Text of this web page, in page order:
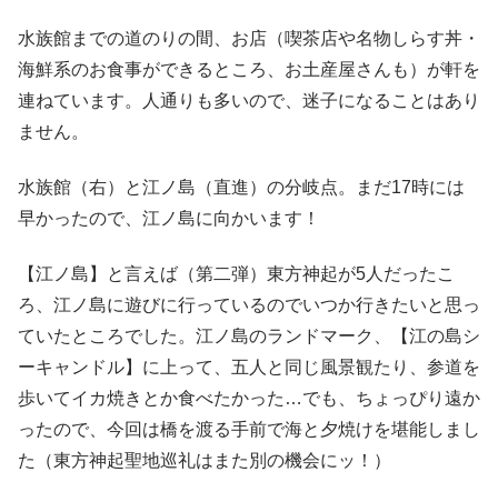
水族館までの道のりの間、お店（喫茶店や名物しらす丼・
海鮮系のお食事ができるところ、お土産屋さんも）が軒を
連ねています。人通りも多いので、迷子になることはあり
ません。
水族館（右）と江ノ島（直進）の分岐点。まだ17時には
早かったので、江ノ島に向かいます！
【江ノ島】と言えば（第二弾）東方神起が5人だったこ
ろ、江ノ島に遊びに行っているのでいつか行きたいと思っ
ていたところでした。江ノ島のランドマーク、【江の島シ
ーキャンドル】に上って、五人と同じ風景観たり、参道を
歩いてイカ焼きとか食べたかった…でも、ちょっぴり遠か
ったので、今回は橋を渡る手前で海と夕焼けを堪能しまし
た（東方神起聖地巡礼はまた別の機会にッ！）